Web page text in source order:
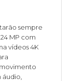
sempre
MP com
vídeos 4K